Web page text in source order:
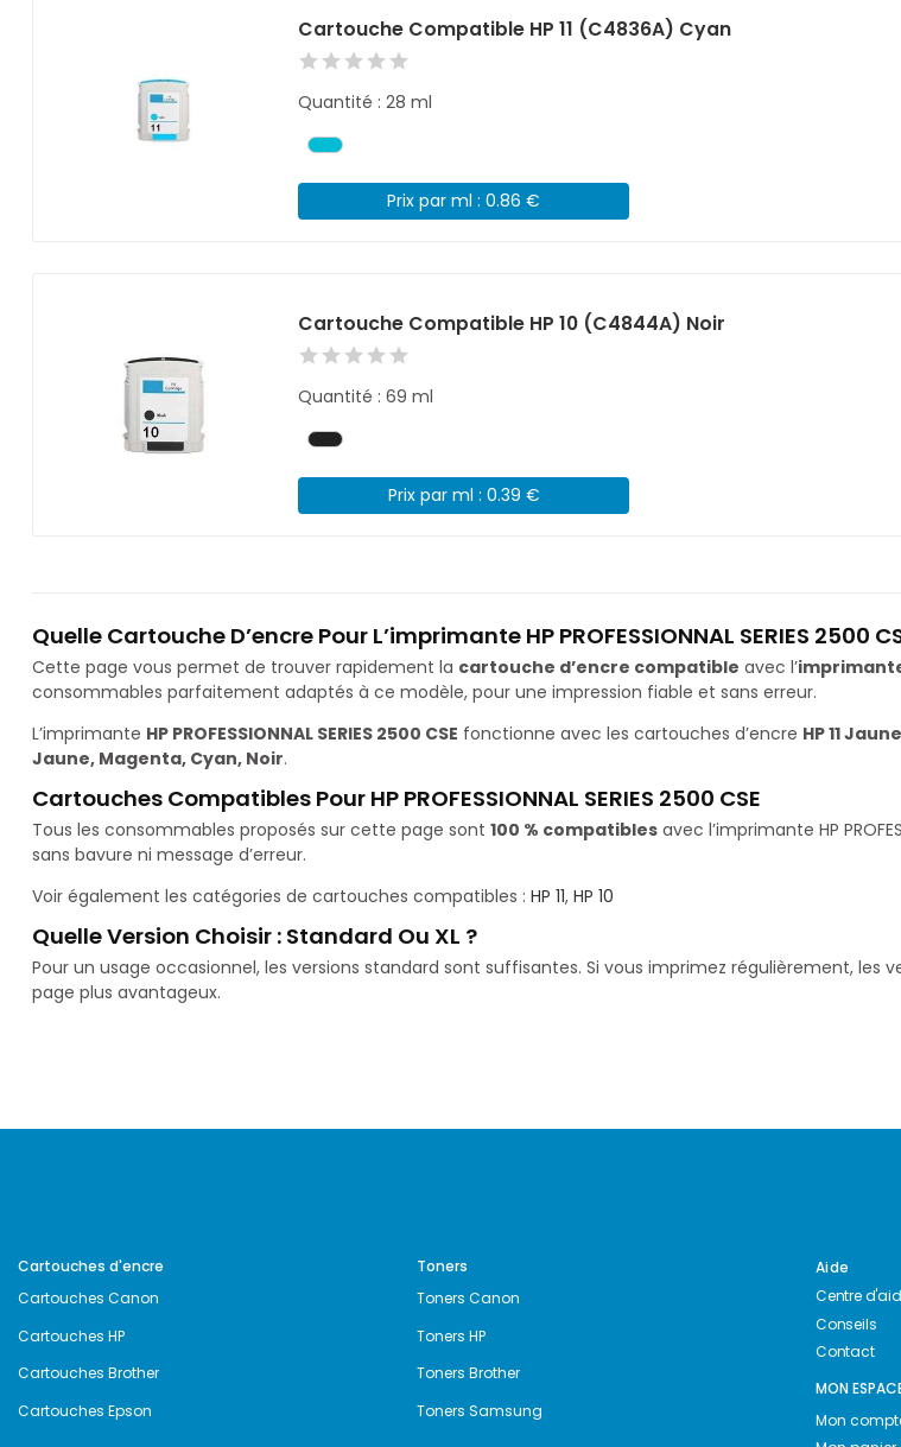
Cartouche Compatible HP 11 (C4836A) Cyan
Quantité : 28 ml
Prix par ml : 0.86 €
Cartouche Compatible HP 10 (C4844A) Noir
Quantité : 69 ml
Prix par ml : 0.39 €
Quelle Cartouche D’encre Pour L’imprimante HP PROFESSIONNAL SERIES 2500
Cette page vous permet de trouver rapidement la cartouche d’encre compatible avec l’imprimante
consommables parfaitement adaptés à ce modèle, pour une impression fiable et sans erreur.
L’imprimante HP PROFESSIONNAL SERIES 2500 CSE fonctionne avec les cartouches d’encre HP 11
Jaune, Magenta, Cyan, Noir.
Cartouches Compatibles Pour HP PROFESSIONNAL SERIES 2500 CSE
Tous les consommables proposés sur cette page sont 100 % compatibles avec l’imprimante HP
sans bavure ni message d’erreur.
Voir également les catégories de cartouches compatibles : HP 11, HP 10
Quelle Version Choisir : Standard Ou XL ?
Pour un usage occasionnel, les versions standard sont suffisantes. Si vous imprimez régulièrement,
page plus avantageux.
Cartouches d'encre
Cartouches Canon
Cartouches HP
Cartouches Brother
Cartouches Epson
Toners
Toners Canon
Toners HP
Toners Brother
Toners Samsung
Aide
Centre
Conseils
Contact
MON
Mon